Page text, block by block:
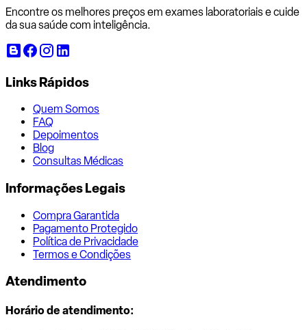
Encontre os melhores preços em exames laboratoriais e cuide
da sua saúde com inteligência.
Links Rápidos
Quem Somos
FAQ
Depoimentos
Blog
Consultas Médicas
Informações Legais
Compra Garantida
Pagamento Protegido
Política de Privacidade
Termos e Condições
Atendimento
Horário de atendimento: